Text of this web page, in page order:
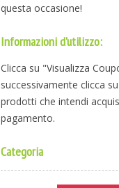
questa occasione!
Informazioni d'utilizzo:
Clicca su "Visualizza
successivamente clicca
prodotti che intendi
pagamento.
Categoria